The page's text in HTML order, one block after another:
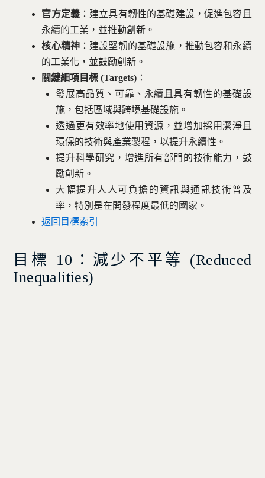
官方定義 ：建立具有韌性的基礎建設，促進包容且
永續的工業，並推動創新。
核心精神 ：建設堅韌的基礎設施，推動包容和永續
的工業化，並鼓勵創新。
關鍵細項目標 (Targets) ：
發展高品質、可靠、永續且具有韌性的基礎設
施，包括區域與跨境基礎設施。
透過更有效率地使用資源，並增加採用潔淨且
環保的技術與產業製程，以提升永續性。
提升科學研究，增進所有部門的技術能力，鼓
勵創新。
大幅提升人人可負擔的資訊與通訊技術普及
率，特別是在開發程度最低的國家。
返回目標索引
目標 10：減少不平等 (Reduced
Inequalities)